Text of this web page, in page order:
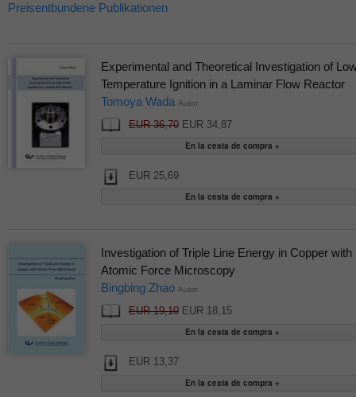
Preisentbundene Publikationen
Experimental and Theoretical Investigation of
Temperature Ignition in a Laminar Flow Reactor
Tomoya Wada Autor
EUR 36,70EUR 34,87
EUR 25,69
Investigation of Triple Line Energy in Copper with
Atomic Force Microscopy
Bingbing Zhao Autor
EUR 19,10EUR 18,15
EUR 13,37